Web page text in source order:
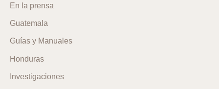
En la prensa
Guatemala
Guías y Manuales
Honduras
Investigaciones